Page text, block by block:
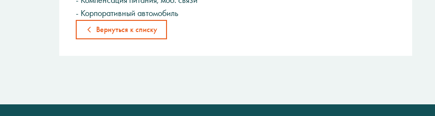
- Корпоративный автомобиль
Вернуться к списку